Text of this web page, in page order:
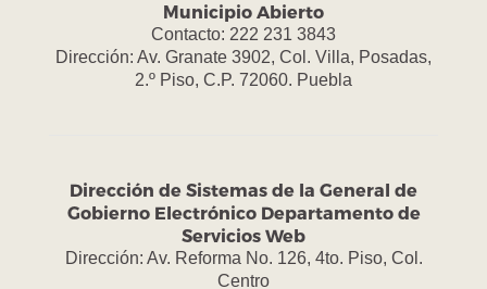
Municipio Abierto
Contacto: 222 231 3843
Dirección: Av. Granate 3902, Col. Villa, Posadas,
2.º Piso, C.P. 72060. Puebla
Dirección de Sistemas de la General de
Gobierno Electrónico Departamento de
Servicios Web
Dirección: Av. Reforma No. 126, 4to. Piso, Col.
Centro